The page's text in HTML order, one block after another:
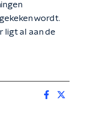
wordt.
ligt al aan de